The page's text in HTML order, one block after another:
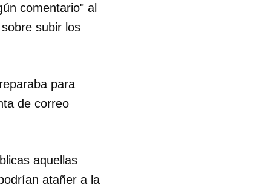
comentario" al
subir los
para
de correo
aquellas
atañer a la